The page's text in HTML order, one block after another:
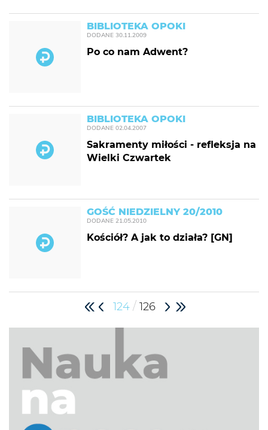
BIBLIOTEKA OPOKI
DODANE 30.11.2009
Po co nam Adwent?
BIBLIOTEKA OPOKI
DODANE 02.04.2007
Sakramenty miłości - refleksja na
Wielki Czwartek
GOŚĆ NIEDZIELNY 20/2010
DODANE 21.05.2010
Kościół? A jak to działa? [GN]
124 / 126